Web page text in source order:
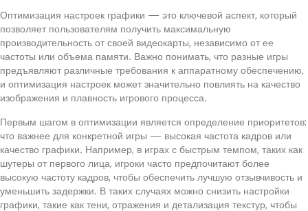
Оптимизация настроек графики — это ключевой аспект, который
позволяет пользователям получить максимальную
производительность от своей видеокарты, независимо от ее
частоты или объема памяти. Важно понимать, что разные игры
предъявляют различные требования к аппаратному обеспечению,
и оптимизация настроек может значительно повлиять на качество
изображения и плавность игрового процесса.
Первым шагом в оптимизации является определение приоритетов:
что важнее для конкретной игры — высокая частота кадров или
качество графики. Например, в играх с быстрым темпом, таких как
шутеры от первого лица, игроки часто предпочитают более
высокую частоту кадров, чтобы обеспечить лучшую отзывчивость и
уменьшить задержки. В таких случаях можно снизить настройки
графики, такие как тени, отражения и детализация текстур, чтобы